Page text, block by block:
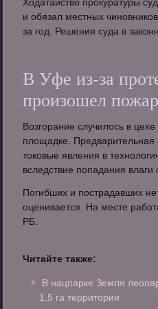
Ходатайство прокуратуры
и обязал местных
за год. Решения суда в
В Уфе из-за
произошел
Возгорание случилось в
площадке.
токовые явления в
вследствие попадания влаги
Погибших и пострадавших
оценивается. На месте
РБ.
Читайте также:
В нацпарке Земля
1,5 га территории